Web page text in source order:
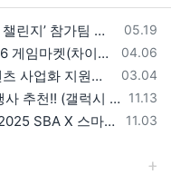
등록일
05.19
지’ 참가팀 모집
등록일
04.06
울관 참가기업 모집!(~5/8 15:00)
등록일
03.04
기업 모집(~3/26까지)
등록일
11.13
등 기기 체험, 메타퀘스트 경품)
등록일
11.03
STOVE INDIE’ 참가기업 모집